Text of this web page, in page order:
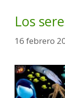
Los
16 febrero